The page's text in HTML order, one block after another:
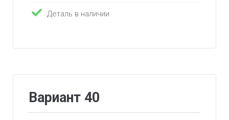
Деталь в наличии
Вариант 40